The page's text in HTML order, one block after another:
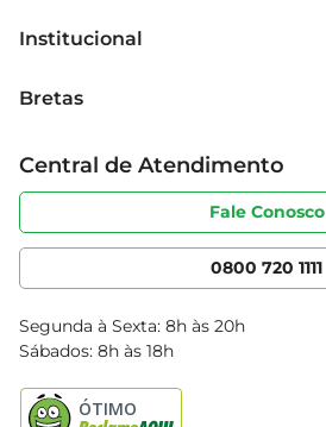
Institucional
Grupo Cencosud
Sobre privacidade
Portal do fornecedor
Cencosud Media
Bretas
Produtos Bretas
Código de ética
Serviços
Clube Bretas
Blog Bretas
Black Friday
Central de Atendimento
Fale Conosco
0800 720 1111
Segunda à Sexta: 8h às 20h
Sábados: 8h às 18h